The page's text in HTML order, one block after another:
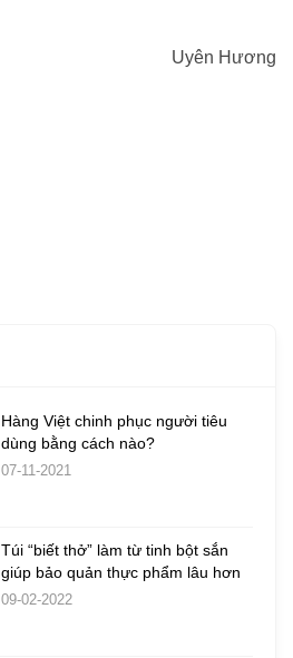
Uyên Hương
Hàng Việt chinh phục người tiêu
dùng bằng cách nào?
07-11-2021
Túi “biết thở” làm từ tinh bột sắn
giúp bảo quản thực phẩm lâu hơn
09-02-2022